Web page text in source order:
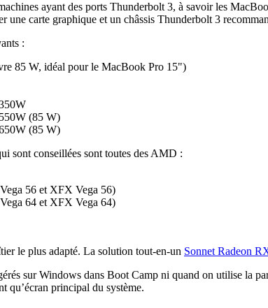
ayant des ports Thunderbolt 3, à savoir les
une carte graphique et un châssis Thunderbolt 3
:
85 W, idéal pour le MacBook Pro 15")
(85 W)
(85 W)
sont conseillées sont toutes des AMD :
56 et XFX Vega 56)
64 et XFX Vega 64)
le plus adapté. La solution tout-en-un Sonnet Radeon
sur Windows dans Boot Camp ni quand on utilise la
qu’écran principal du système.